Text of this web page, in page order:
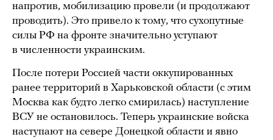
напротив, мобилизацию провели (и продолжают
проводить). Это привело к тому, что сухопутные
силы РФ на фронте значительно уступают
в численности украинским.
После потери Россией части оккупированных
ранее территорий в Харьковской области (с этим
Москва как будто легко смирилась) наступление
ВСУ не остановилось. Теперь украинские войска
наступают на севере Донецкой области и явно